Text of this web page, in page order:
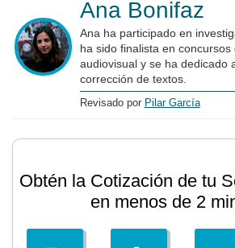
Ana Bonifaz
Ana ha participado en
ha sido finalista en concursos
audiovisual y se ha dedicado
corrección de textos.
Revisado por Pilar García
Obtén la Cotización de tu
en menos de 2